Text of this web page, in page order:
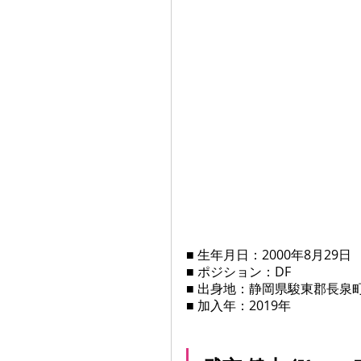
■ 生年月日：2000年8月29日
■ ポジション：DF
■ 出身地：静岡県駿東郡長泉
■ 加入年：2019年